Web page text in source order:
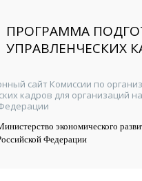
ПРОГРАММА
УПРАВЛЕНЧЕСКИХ
сайт Комиссии по
кадров для организаций
экономического
Федерации